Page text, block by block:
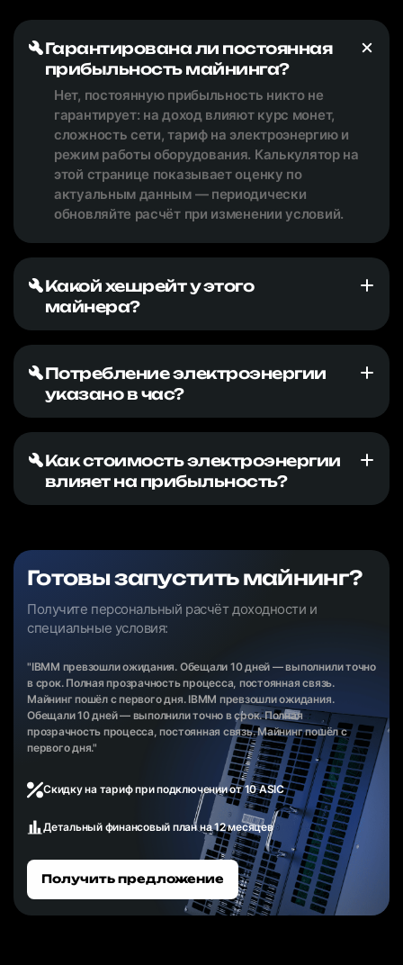
Гарантирована ли постоянная
прибыльность майнинга?
Нет, постоянную прибыльность никто не
гарантирует: на доход влияют курс монет,
сложность сети, тариф на электроэнергию и
режим работы оборудования. Калькулятор на
этой странице показывает оценку по
актуальным данным — периодически
обновляйте расчёт при изменении условий.
Какой хешрейт у этого
майнера?
Потребление электроэнергии
указано в час?
Как стоимость электроэнергии
влияет на прибыльность?
Готовы запустить майнинг?
Получите персональный расчёт доходности и
специальные условия:
"IBMM превзошли ожидания. Обещали 10 дней — выполнили точно
в срок. Полная прозрачность процесса, постоянная связь.
Майнинг пошёл с первого дня. IBMM превзошли ожидания.
Обещали 10 дней — выполнили точно в срок. Полная
прозрачность процесса, постоянная связь. Майнинг пошёл с
первого дня."
Скидку на тариф при подключении от 10 ASIC
Детальный финансовый план на 12 месяцев
Получить предложение